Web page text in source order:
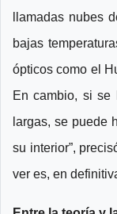
llamadas nubes
bajas
ópticos como el
En cambio, si se
largas, se puede
su interior”,
ver es, en